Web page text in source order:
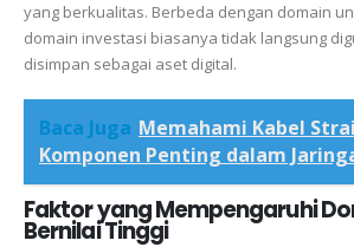
yang berkualitas. Berbeda dengan domain
domain investasi biasanya tidak langsung
disimpan sebagai aset digital.
Baca Juga Memahami Kabel
Komponen Penting dalam
Faktor yang Mempengaruhi
Bernilai Tinggi